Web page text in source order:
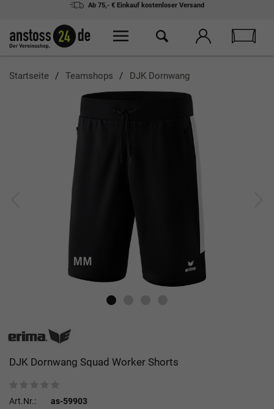
Ab 75,- € Einkauf kostenloser Versand
Startseite Teamshops DJK Dornwang
DJK Dornwang Squad Worker Shorts
Art.Nr.: as-59903